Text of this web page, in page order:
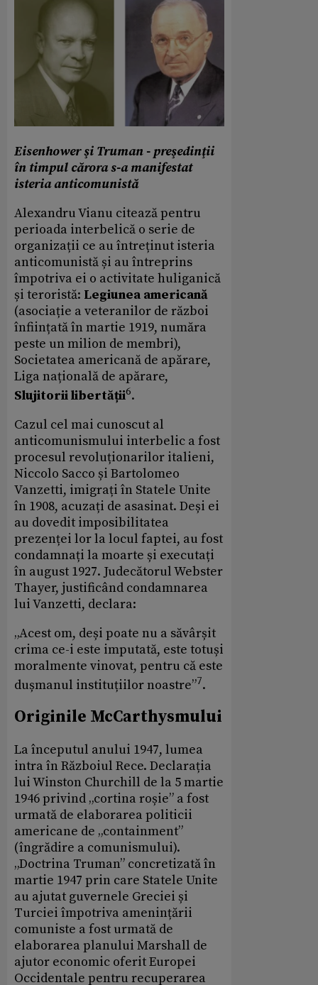
Eisenhower şi Truman - preşedinţii
în timpul cărora s-a manifestat
isteria anticomunistă
Alexandru Vianu citează pentru
perioada interbelică o serie de
organizații ce au întreținut isteria
anticomunistă și au întreprins
împotriva ei o activitate huliganică
și teroristă: Legiunea americană
(asociație a veteranilor de război
înființată în martie 1919, număra
peste un milion de membri),
Societatea americană de apărare,
Liga națională de apărare,
Slujitorii libertății6.
Cazul cel mai cunoscut al
anticomunismului interbelic a fost
procesul revoluționarilor italieni,
Niccolo Sacco și Bartolomeo
Vanzetti, imigrați în Statele Unite
în 1908, acuzați de asasinat. Deși ei
au dovedit imposibilitatea
prezenței lor la locul faptei, au fost
condamnați la moarte și executați
în august 1927. Judecătorul Webster
Thayer, justificând condamnarea
lui Vanzetti, declara:
„Acest om, deși poate nu a săvârșit
crima ce-i este imputată, este totuși
moralmente vinovat, pentru că este
dușmanul instituțiilor noastre”7.
Originile McCarthysmului
La începutul anului 1947, lumea
intra în Războiul Rece. Declarația
lui Winston Churchill de la 5 martie
1946 privind „cortina roșie” a fost
urmată de elaborarea politicii
americane de „containment”
(îngrădire a comunismului).
„Doctrina Truman” concretizată în
martie 1947 prin care Statele Unite
au ajutat guvernele Greciei și
Turciei împotriva amenințării
comuniste a fost urmată de
elaborarea planului Marshall de
ajutor economic oferit Europei
Occidentale pentru recuperarea